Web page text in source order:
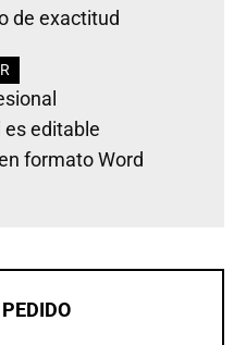
de exactitud
es editable
formato Word